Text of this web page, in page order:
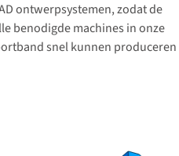
ontwerpsystemen, zodat de
benodigde machines in onze
snel kunnen produceren